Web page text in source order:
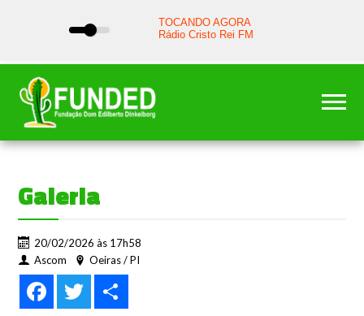
Galeria
20/02/2026 às 17h58
Ascom
Oeiras / PI
FacebookTwitter